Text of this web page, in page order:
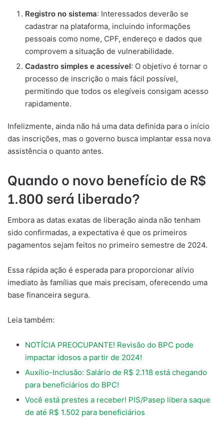
Registro no sistema: Interessados deverão se
cadastrar na plataforma, incluindo informações
pessoais como nome, CPF, endereço e dados que
comprovem a situação de vulnerabilidade.
Cadastro simples e acessível: O objetivo é tornar o
processo de inscrição o mais fácil possível,
permitindo que todos os elegíveis consigam acesso
rapidamente.
Infelizmente, ainda não há uma data definida para o início
das inscrições, mas o governo busca implantar essa nova
assistência o quanto antes.
Quando o novo benefício de R$
1.800 será liberado?
Embora as datas exatas de liberação ainda não tenham
sido confirmadas, a expectativa é que os primeiros
pagamentos sejam feitos no primeiro semestre de 2024.
Essa rápida ação é esperada para proporcionar alívio
imediato às famílias que mais precisam, oferecendo uma
base financeira segura.
Leia também:
NOTÍCIA PREOCUPANTE! Revisão do BPC pode
impactar idosos a partir de 2024!
Auxílio-Inclusão: Salário de R$ 2.118 está chegando
para beneficiários do BPC!
Você está prestes a receber! PIS/Pasep libera saque
de até R$ 1.502 para beneficiários